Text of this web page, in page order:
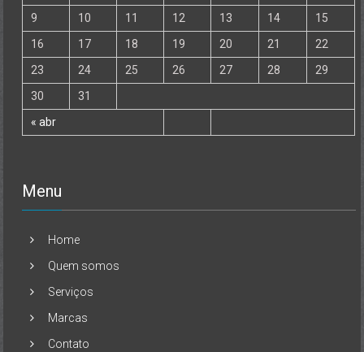
« abr
9
10 11 12 13 14
15
16
17 18 19 20 21
22
23
24 25 26 27 28
29
30
31
Menu
Home
Quem somos
Serviços
Marcas
Contato